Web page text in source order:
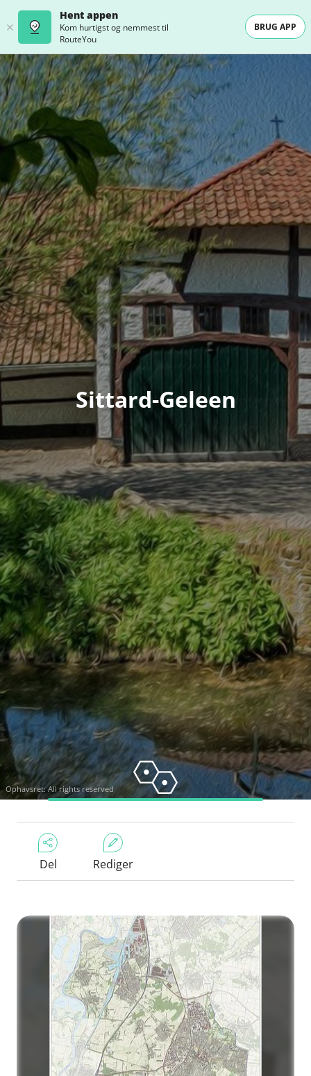
Hent appen
Kom hurtigst og nemmest til
RouteYou
BRUG APP
Sittard-Geleen
Ophavsret: All rights reserved
Del Rediger